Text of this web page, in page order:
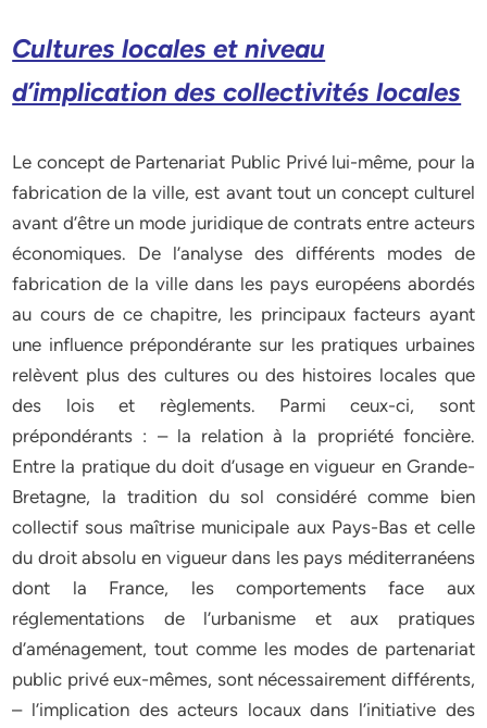
Cultures locales et niveau
d’implication des collectivités locales
Le concept de Partenariat Public Privé lui-même, pour la
fabrication de la ville, est avant tout un concept culturel
avant d’être un mode juridique de contrats entre acteurs
économiques. De l’analyse des différents modes de
fabrication de la ville dans les pays européens abordés
au cours de ce chapitre, les principaux facteurs ayant
une influence prépondérante sur les pratiques urbaines
relèvent plus des cultures ou des histoires locales que
des lois et règlements. Parmi ceux-ci, sont
prépondérants : – la relation à la propriété foncière.
Entre la pratique du doit d’usage en vigueur en Grande-
Bretagne, la tradition du sol considéré comme bien
collectif sous maîtrise municipale aux Pays-Bas et celle
du droit absolu en vigueur dans les pays méditerranéens
dont la France, les comportements face aux
réglementations de l’urbanisme et aux pratiques
d’aménagement, tout comme les modes de partenariat
public privé eux-mêmes, sont nécessairement différents,
– l’implication des acteurs locaux dans l’initiative des